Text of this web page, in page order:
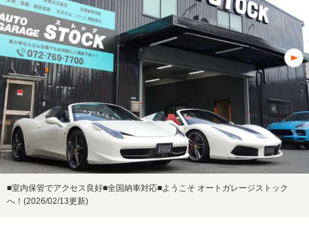
■室内保管でアクセス良好■全国納車対応■ようこそ オートガレージストック
へ！(2026/02/13更新)